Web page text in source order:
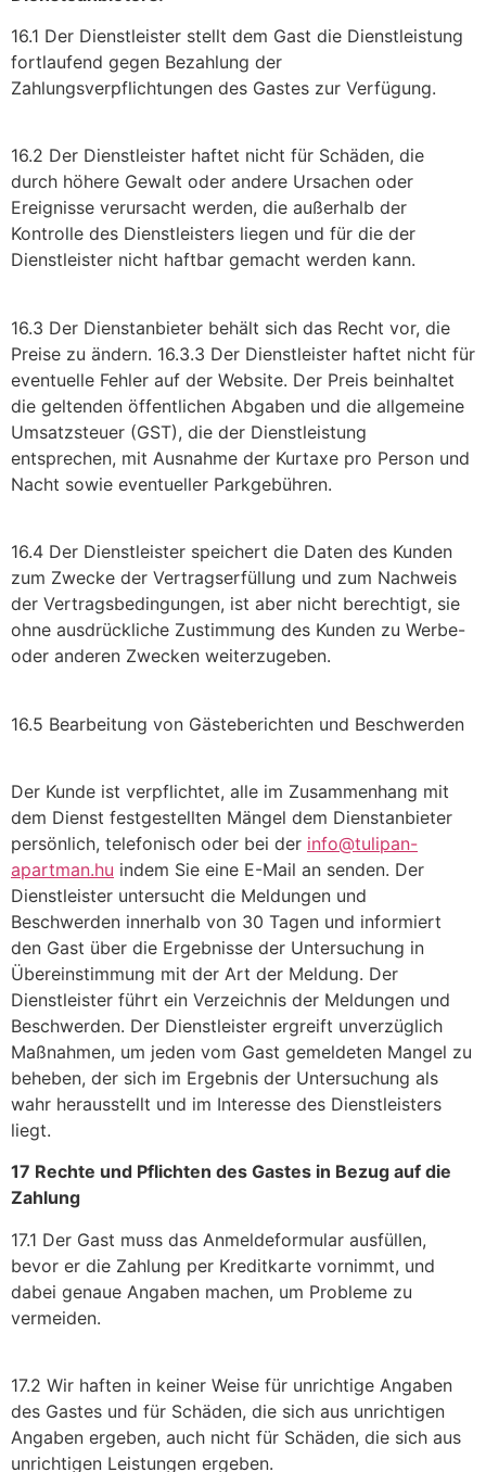
16.1 Der Dienstleister stellt dem Gast die Dienstleistung
fortlaufend gegen Bezahlung der
Zahlungsverpflichtungen des Gastes zur Verfügung.
16.2 Der Dienstleister haftet nicht für Schäden, die
durch höhere Gewalt oder andere Ursachen oder
Ereignisse verursacht werden, die außerhalb der
Kontrolle des Dienstleisters liegen und für die der
Dienstleister nicht haftbar gemacht werden kann.
16.3 Der Dienstanbieter behält sich das Recht vor, die
Preise zu ändern. 16.3.3 Der Dienstleister haftet nicht für
eventuelle Fehler auf der Website. Der Preis beinhaltet
die geltenden öffentlichen Abgaben und die allgemeine
Umsatzsteuer (GST), die der Dienstleistung
entsprechen, mit Ausnahme der Kurtaxe pro Person und
Nacht sowie eventueller Parkgebühren.
16.4 Der Dienstleister speichert die Daten des Kunden
zum Zwecke der Vertragserfüllung und zum Nachweis
der Vertragsbedingungen, ist aber nicht berechtigt, sie
ohne ausdrückliche Zustimmung des Kunden zu Werbe-
oder anderen Zwecken weiterzugeben.
16.5 Bearbeitung von Gästeberichten und Beschwerden
Der Kunde ist verpflichtet, alle im Zusammenhang mit
dem Dienst festgestellten Mängel dem Dienstanbieter
persönlich, telefonisch oder bei der info@tulipan-
apartman.hu indem Sie eine E-Mail an senden. Der
Dienstleister untersucht die Meldungen und
Beschwerden innerhalb von 30 Tagen und informiert
den Gast über die Ergebnisse der Untersuchung in
Übereinstimmung mit der Art der Meldung. Der
Dienstleister führt ein Verzeichnis der Meldungen und
Beschwerden. Der Dienstleister ergreift unverzüglich
Maßnahmen, um jeden vom Gast gemeldeten Mangel zu
beheben, der sich im Ergebnis der Untersuchung als
wahr herausstellt und im Interesse des Dienstleisters
liegt.
17 Rechte und Pflichten des Gastes in Bezug auf die
Zahlung
17.1 Der Gast muss das Anmeldeformular ausfüllen,
bevor er die Zahlung per Kreditkarte vornimmt, und
dabei genaue Angaben machen, um Probleme zu
vermeiden.
17.2 Wir haften in keiner Weise für unrichtige Angaben
des Gastes und für Schäden, die sich aus unrichtigen
Angaben ergeben, auch nicht für Schäden, die sich aus
unrichtigen Leistungen ergeben.